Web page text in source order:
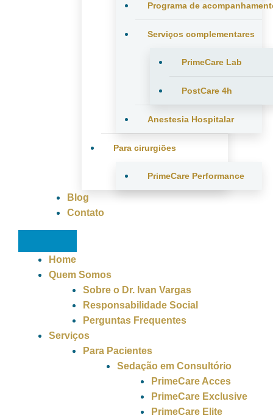
Programa de
Serviços complementares
PrimeCare Lab
PostCare 4h
Anestesia Hospitalar
Para cirurgiões
PrimeCare Performance
Blog
Contato
Home
Quem Somos
Sobre o Dr. Ivan Vargas
Responsabilidade Social
Perguntas Frequentes
Serviços
Para Pacientes
Sedação em Consultório
PrimeCare Acces
PrimeCare Exclusive
PrimeCare Elite